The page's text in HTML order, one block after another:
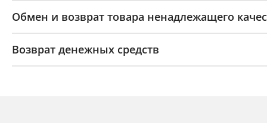
Обмен и возврат товара ненадлежащего
Возврат денежных средств